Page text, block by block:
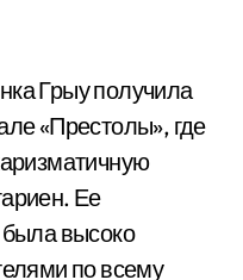
Грыу получила
«Престолы», где
Ее
была высоко
по всему